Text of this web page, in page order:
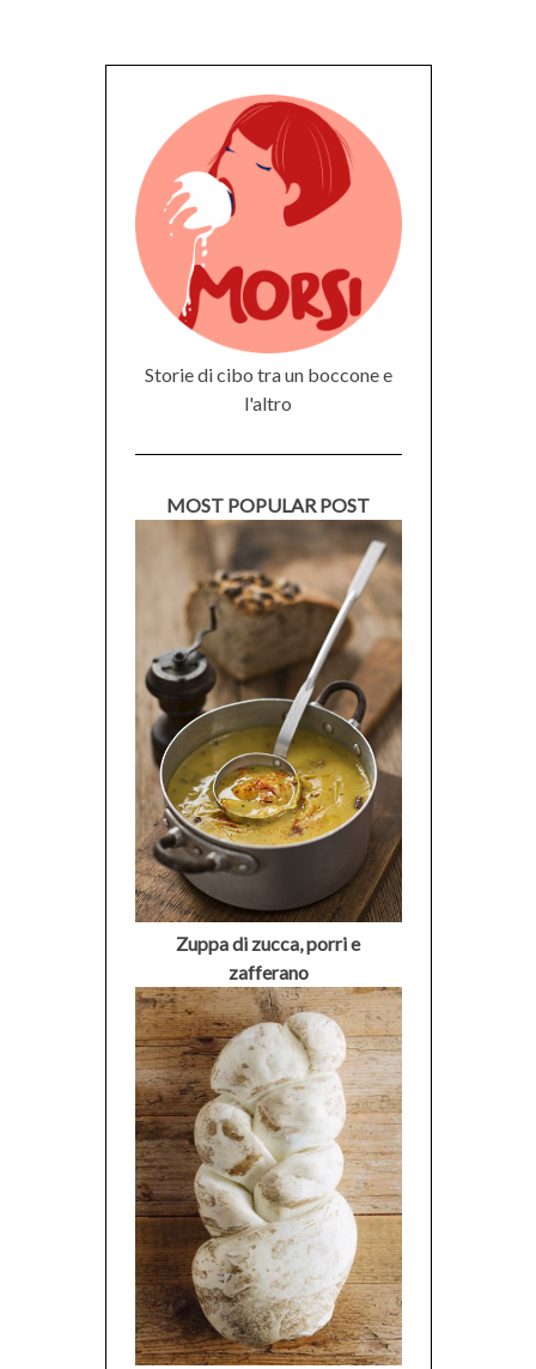
Storie di cibo tra un boccone e
l'altro
MOST POPULAR POST
Zuppa di zucca, porri e
zafferano